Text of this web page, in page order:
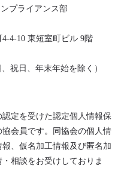
プライアンス部
4-10 東短室町ビル 9階
祝日、年末年始を除く）
定を受けた認定個人情報保
会員です。同協会の個人情
、仮名加工情報及び匿名加
相談をお受けしておりま